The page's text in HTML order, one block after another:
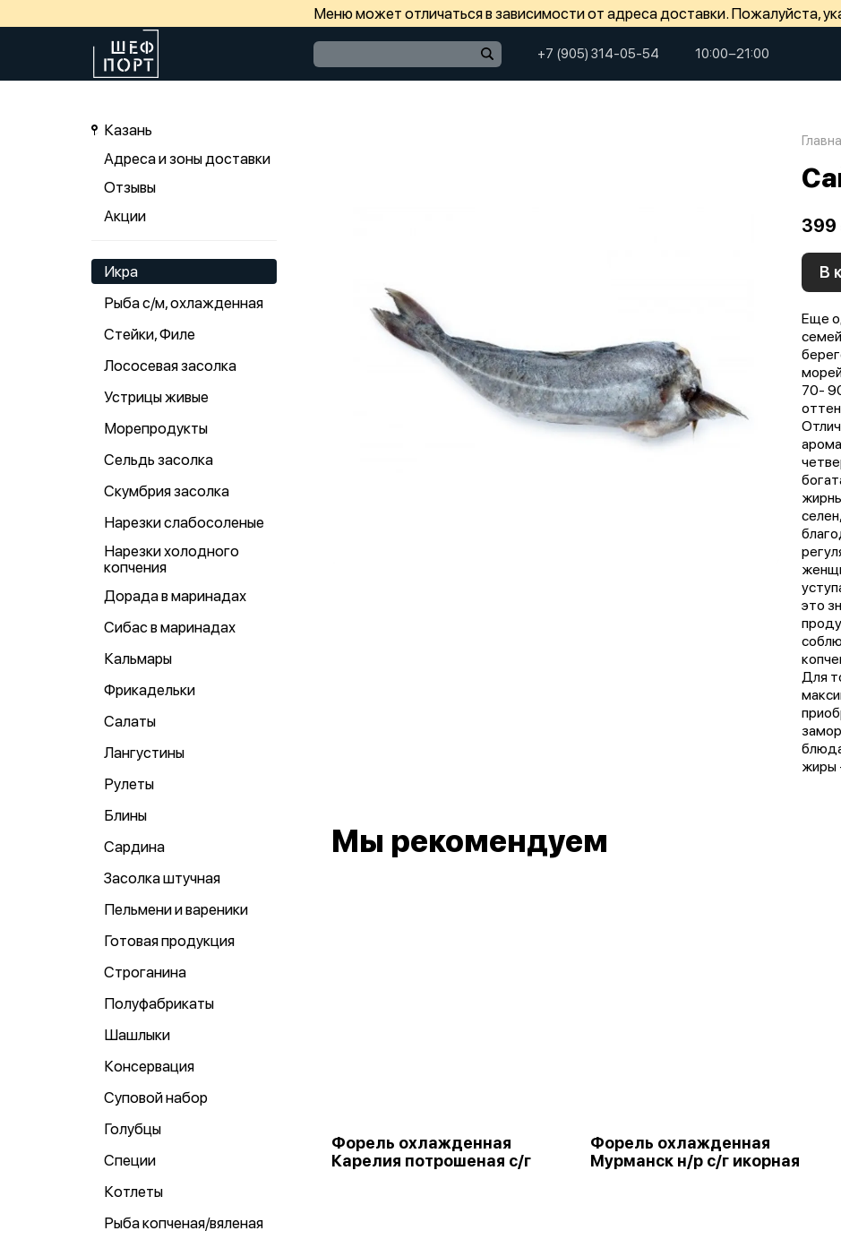
Меню может отличаться в зависимости от адреса доставки. Пожалуйста,
+7 (905) 314-05-54 10:00−21:00
Казань
Адреса и зоны доставки
Отзывы
Акции
Икра
Рыба с/м, охлажденная
Стейки, Филе
Лососевая засолка
Устрицы живые
Морепродукты
Сельдь засолка
Скумбрия засолка
Нарезки слабосоленые
Нарезки холодного
копчения
Дорада в маринадах
Сибас в маринадах
Кальмары
Фрикадельки
Салаты
Лангустины
Рулеты
Блины
Сардина
Засолка штучная
Пельмени и вареники
Готовая продукция
Строганина
Полуфабрикаты
Шашлыки
Консервация
Суповой набор
Голубцы
Специи
Котлеты
Рыба копченая/вяленая
399
В
Еще
70-
это
Для
жиры
Мы рекомендуем
Форель охлажденная
Карелия потрошеная с/г
Форель охлажденная
Мурманск н/р с/г икорная